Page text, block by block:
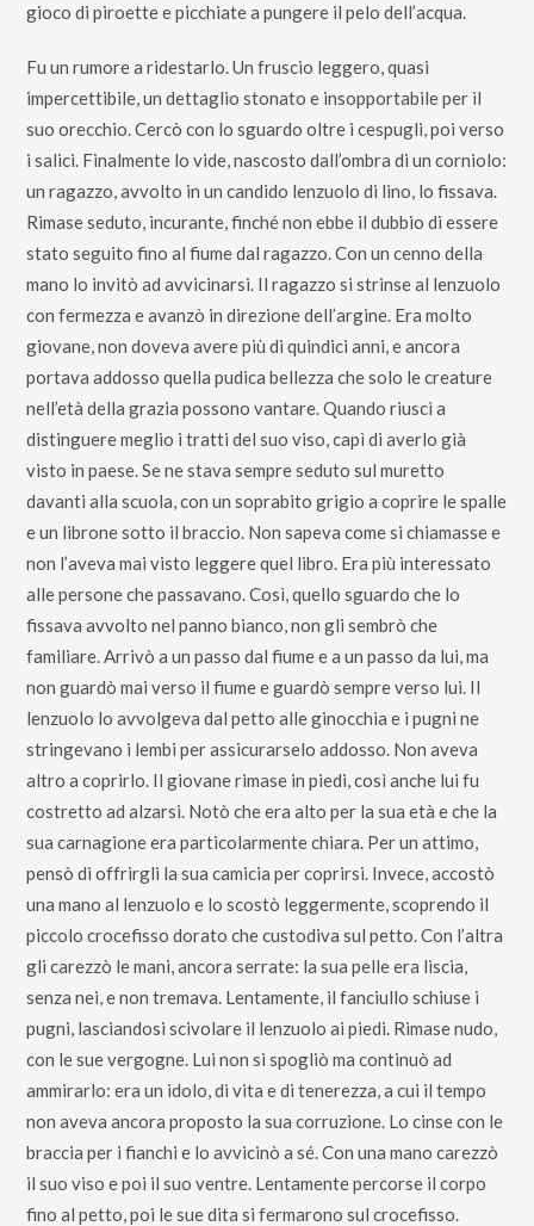
gioco di piroette e picchiate a pungere il pelo dell’acqua.
Fu un rumore a ridestarlo. Un fruscio leggero, quasi
impercettibile, un dettaglio stonato e insopportabile per il
suo orecchio. Cercò con lo sguardo oltre i cespugli, poi verso
i salici. Finalmente lo vide, nascosto dall’ombra di un corniolo:
un ragazzo, avvolto in un candido lenzuolo di lino, lo fissava.
Rimase seduto, incurante, finché non ebbe il dubbio di essere
stato seguito fino al fiume dal ragazzo. Con un cenno della
mano lo invitò ad avvicinarsi. Il ragazzo si strinse al lenzuolo
con fermezza e avanzò in direzione dell’argine. Era molto
giovane, non doveva avere più di quindici anni, e ancora
portava addosso quella pudica bellezza che solo le creature
nell’età della grazia possono vantare. Quando riuscì a
distinguere meglio i tratti del suo viso, capì di averlo già
visto in paese. Se ne stava sempre seduto sul muretto
davanti alla scuola, con un soprabito grigio a coprire le spalle
e un librone sotto il braccio. Non sapeva come si chiamasse e
non l’aveva mai visto leggere quel libro. Era più interessato
alle persone che passavano. Così, quello sguardo che lo
fissava avvolto nel panno bianco, non gli sembrò che
familiare. Arrivò a un passo dal fiume e a un passo da lui, ma
non guardò mai verso il fiume e guardò sempre verso lui. Il
lenzuolo lo avvolgeva dal petto alle ginocchia e i pugni ne
stringevano i lembi per assicurarselo addosso. Non aveva
altro a coprirlo. Il giovane rimase in piedi, così anche lui fu
costretto ad alzarsi. Notò che era alto per la sua età e che la
sua carnagione era particolarmente chiara. Per un attimo,
pensò di offrirgli la sua camicia per coprirsi. Invece, accostò
una mano al lenzuolo e lo scostò leggermente, scoprendo il
piccolo crocefisso dorato che custodiva sul petto. Con l’altra
gli carezzò le mani, ancora serrate: la sua pelle era liscia,
senza nei, e non tremava. Lentamente, il fanciullo schiuse i
pugni, lasciandosi scivolare il lenzuolo ai piedi. Rimase nudo,
con le sue vergogne. Lui non si spogliò ma continuò ad
ammirarlo: era un idolo, di vita e di tenerezza, a cui il tempo
non aveva ancora proposto la sua corruzione. Lo cinse con le
braccia per i fianchi e lo avvicinò a sé. Con una mano carezzò
il suo viso e poi il suo ventre. Lentamente percorse il corpo
fino al petto, poi le sue dita si fermarono sul crocefisso.